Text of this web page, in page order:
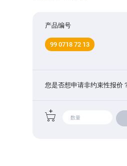
产品编号
99 0718 72 13
您是否想申请非约束性报价